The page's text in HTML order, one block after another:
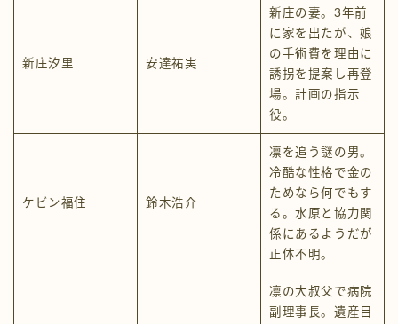
新庄汐里 安達祐実
新庄の妻。3年前
に家を出たが、娘
の手術費を理由に
誘拐を提案し再登
場。計画の指示
役。
ケビン福住 鈴木浩介
凛を追う謎の男。
冷酷な性格で金の
ためなら何でもす
る。水原と協力関
係にあるようだが
正体不明。
凛の大叔父で病院
副理事長。遺産目